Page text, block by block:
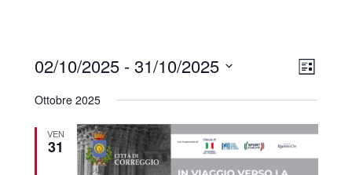
Viste
Viste
Elenco
02/10/2025 - 31/10/2025
la
Ottobre 2025
VEN
31